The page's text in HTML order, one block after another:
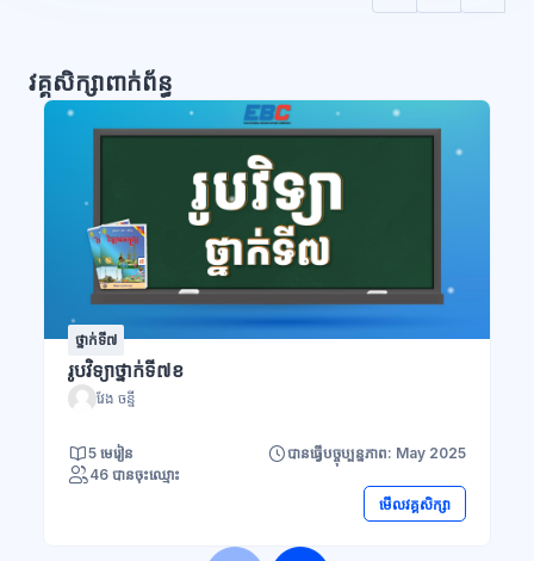
វគ្គសិក្សាពាក់ព័ន្ធ
ថ្នាក់ទី៧
រូបវិទ្យាថ្នាក់ទី៧ខ
វែង ចន្នី
5 មេរៀន
បានធ្វើបច្ចុប្បន្នភាព: May 2025
46 បានចុះឈ្មោះ
មើលវគ្គសិក្សា